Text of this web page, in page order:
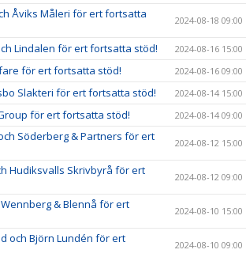
Åviks Måleri för ert fortsatta
2024-08-18 09:00
Lindalen för ert fortsatta stöd! 2024-08-16 15:00
för ert fortsatta stöd! 2024-08-16 09:00
Slakteri för ert fortsatta stöd! 2024-08-14 15:00
för ert fortsatta stöd! 2024-08-14 09:00
Söderberg & Partners för ert
2024-08-12 15:00
Hudiksvalls Skrivbyrå för ert
2024-08-12 09:00
& Blennå för ert
2024-08-10 15:00
och Björn Lundén för ert
2024-08-10 09:00